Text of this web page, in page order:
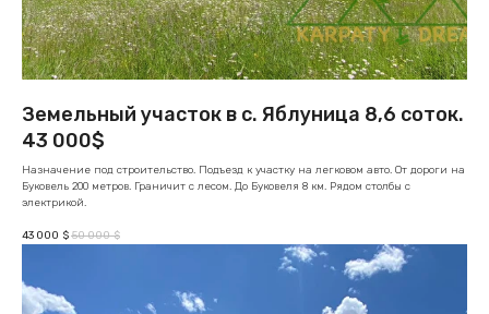
Земельный участок в с. Яблуница 8,6 соток.
43 000$
Назначение под строительство. Подъезд к участку на легковом авто. От дороги на
Буковель 200 метров. Граничит с лесом. До Буковеля 8 км. Рядом столбы с
электрикой.
43 000 $ 50 000 $